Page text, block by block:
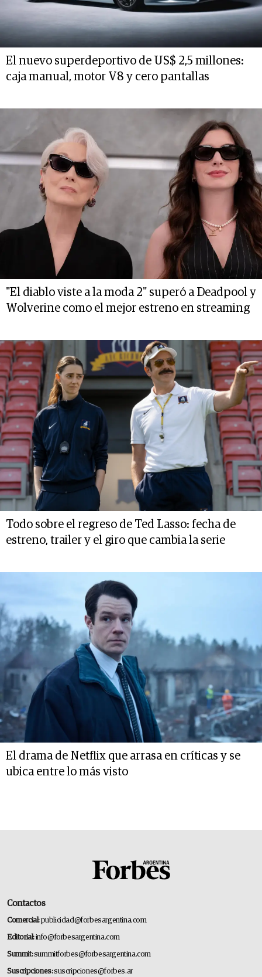
El nuevo superdeportivo de US$ 2,5 millones:
caja manual, motor V8 y cero pantallas
"El diablo viste a la moda 2" superó a Deadpool y
Wolverine como el mejor estreno en streaming
Todo sobre el regreso de Ted Lasso: fecha de
estreno, trailer y el giro que cambia la serie
El drama de Netflix que arrasa en críticas y se
ubica entre lo más visto
Contactos
Comercial:publicidad@forbesargentina.com
Editorial:info@forbesargentina.com
Summit:summitforbes@forbesargentina.com
Suscripciones:suscripciones@forbes.ar